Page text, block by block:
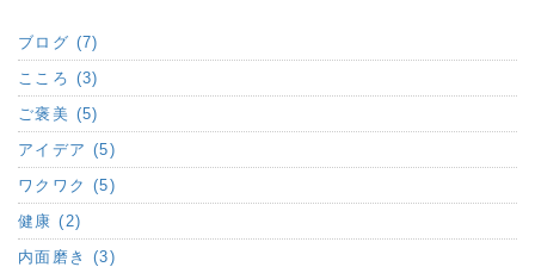
ブログ (7)
こころ (3)
ご褒美 (5)
アイデア (5)
ワクワク (5)
健康 (2)
内面磨き (3)